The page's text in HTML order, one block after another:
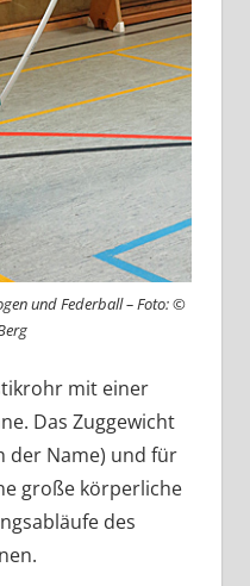
und Federball – Foto: ©
mit einer
Das Zuggewicht
der Name) und für
große körperliche
des